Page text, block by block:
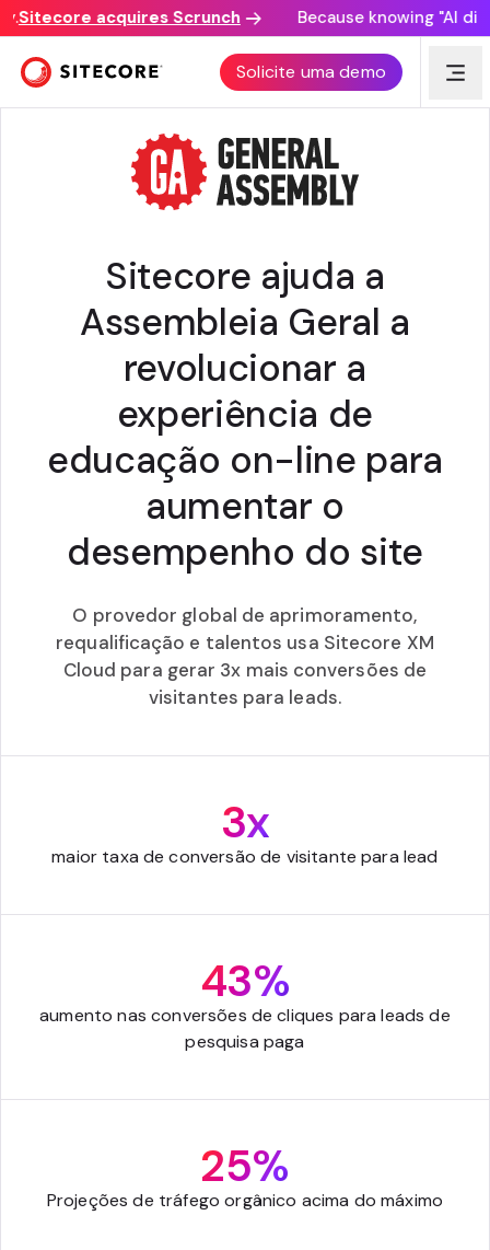
acquires Scrunch Because knowing "AI
Solicite uma demo
HISTÓRIA DO CLIENTE
Sitecore ajuda a
Assembleia Geral a
revolucionar a
experiência de
educação on-line para
aumentar o
desempenho do site
O provedor global de aprimoramento,
requalificação e talentos usa Sitecore XM
Cloud para gerar 3x mais conversões de
visitantes para leads.
3x
maior taxa de conversão de visitante para lead
43%
aumento nas conversões de cliques para leads de
pesquisa paga
25%
Projeções de tráfego orgânico acima do máximo